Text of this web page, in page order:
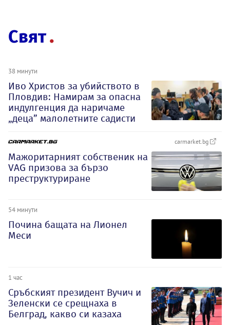
Свят
38 минути
Иво Христов за убийството в
Пловдив: Намирам за опасна
индулгенция да наричаме
„деца” малолетните садисти
carmarket.bg
Мажоритарният собственик на
VAG призова за бързо
преструктуриране
54 минути
Почина бащата на Лионел
Меси
1 час
Сръбският президент Вучич и
Зеленски се срещнаха в
Белград, какво си казаха